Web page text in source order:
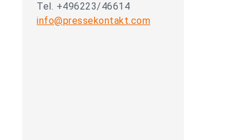
Tel. +496223/46614
info@pressekontakt.com